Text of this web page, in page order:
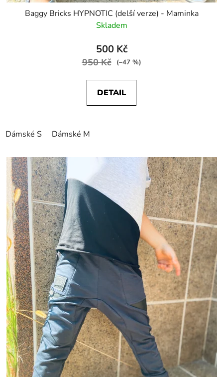
Baggy Bricks HYPNOTIC (delší verze) - Maminka
Skladem
500 Kč
950 Kč (–47 %)
DETAIL
Dámské S Dámské M